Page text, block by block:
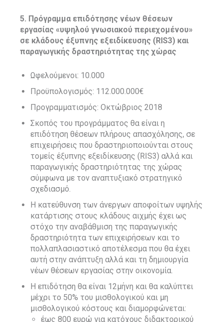
5. Πρόγραμμα επιδότησης νέων θέσεων
εργασίας «υψηλού γνωσιακού περιεχομένου»
σε κλάδους έξυπνης εξειδίκευσης (RIS3) και
παραγωγικής δραστηριότητας της χώρας
Ωφελούμενοι: 10.000
Προϋπολογισμός: 112.000.000€
Προγραμματισμός: Οκτώβριος 2018
Σκοπός του προγράμματος θα είναι η
επιδότηση θέσεων πλήρους απασχόλησης, σε
επιχειρήσεις που δραστηριοποιούνται στους
τομείς έξυπνης εξειδίκευσης (RIS3) αλλά και
παραγωγικής δραστηριότητας της χώρας
σύμφωνα με τον αναπτυξιακό στρατηγικό
σχεδιασμό.
Η κατεύθυνση των άνεργων αποφοίτων υψηλής
κατάρτισης στους κλάδους αιχμής έχει ως
στόχο την αναβάθμιση της παραγωγικής
δραστηριότητα των επιχειρήσεων και το
πολλαπλασιαστικό αποτέλεσμα που θα έχει
αυτή στην ανάπτυξη αλλά και τη δημιουργία
νέων θέσεων εργασίας στην οικονομία.
Η επιδότηση θα είναι 12μήνη και θα καλύπτει
μέχρι το 50% του μισθολογικού και μη
μισθολογικού κόστους και διαμορφώνεται:
έως 800 ευρώ για κατόχους διδακτορικού